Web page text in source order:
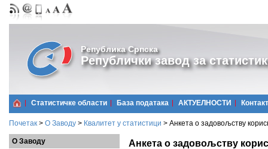
Република Српска
Републички завод за
Статистичке области Базa података АКТУЕЛНОСТИ Контакт
Почетак > О Заводу > Квалитет у статистици > Анкета о задовољству
О Заводу Анкета о задовољству